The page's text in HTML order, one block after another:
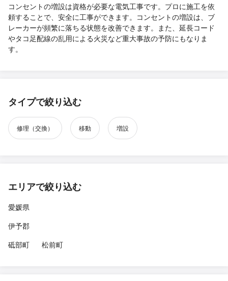
コンセントの増設は資格が必要な電気工事です。プロに施工を依
頼することで、安全に工事ができます。コンセントの増設は、ブ
レーカーが頻繁に落ちる状態を改善できます。また、延長コード
やタコ足配線の乱用による火災など重大事故の予防にもなりま
す。
タイプで絞り込む
修理（交換） 移動 増設
エリアで絞り込む
愛媛県
伊予郡
砥部町
松前町